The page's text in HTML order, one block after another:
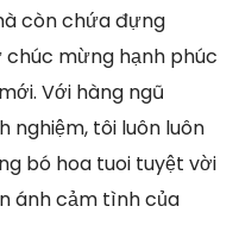
còn chứa đựng
mừng hạnh phúc
Với hàng ngũ
nghiệm, tôi luôn luôn
bó hoa tuoi tuyệt vời
ánh cảm tình của